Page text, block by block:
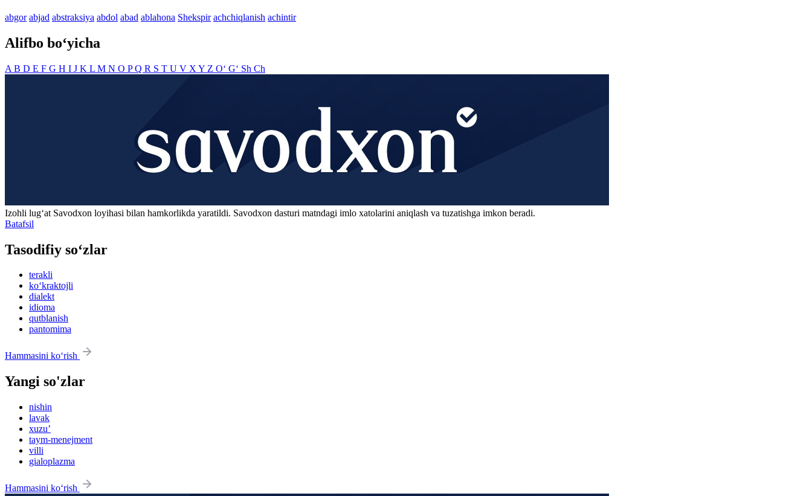
abgor abjad abstraksiya abdol abad ablahona Shekspir achchiqlanish achintir
Alifbo bo‘yicha
A B D E F G H I J K L M N O PQ R S T U V X Y Z O‘ G‘ Sh Ch
Izohli lugʻat Savodxon loyihasi bilan hamkorlikda yaratildi. Savodxon dasturi matndagi imlo xatolarini aniqlash va tuzatishga imkon beradi.
Batafsil
Tasodifiy so‘zlar
terakli
ko‘kraktojli
dialekt
idioma
qutblanish
pantomima
Hammasini ko‘rish
Yangi so'zlar
nishin
lavak
xuzu’
taym-menejment
villi
gialoplazma
Hammasini ko‘rish